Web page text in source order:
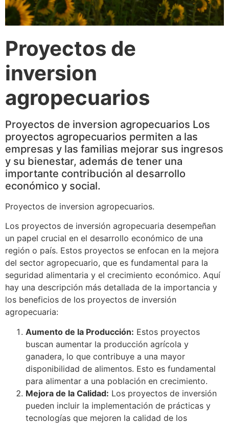
Proyectos de
inversion
agropecuarios
Proyectos de inversion agropecuarios Los
proyectos agropecuarios permiten a las
empresas y las familias mejorar sus ingresos
y su bienestar, además de tener una
importante contribución al desarrollo
económico y social.
Proyectos de inversion agropecuarios.
Los proyectos de inversión agropecuaria desempeñan
un papel crucial en el desarrollo económico de una
región o país. Estos proyectos se enfocan en la mejora
del sector agropecuario, que es fundamental para la
seguridad alimentaria y el crecimiento económico. Aquí
hay una descripción más detallada de la importancia y
los beneficios de los proyectos de inversión
agropecuaria:
Aumento de la Producción: Estos proyectos
buscan aumentar la producción agrícola y
ganadera, lo que contribuye a una mayor
disponibilidad de alimentos. Esto es fundamental
para alimentar a una población en crecimiento.
Mejora de la Calidad: Los proyectos de inversión
pueden incluir la implementación de prácticas y
tecnologías que mejoren la calidad de los